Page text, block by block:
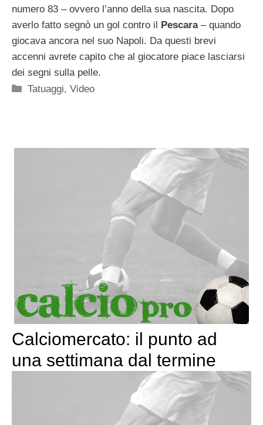
numero 83 – ovvero l’anno della sua nascita. Dopo
averlo fatto segnò un gol contro il Pescara– quando
giocava ancora nel suo Napoli. Da questi brevi
accenni avrete capito che al giocatore piace lasciarsi
dei segni sulla pelle.
Categorie
Tatuaggi,Video
Calciomercato: il punto ad
una settimana dal termine